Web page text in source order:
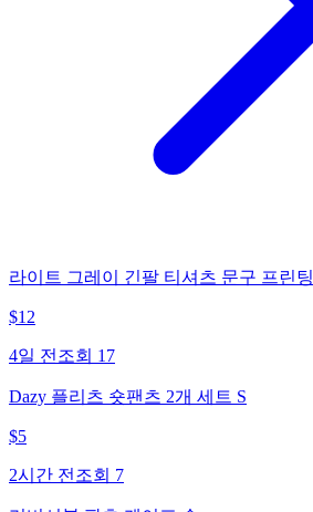
라이트 그레이 긴팔 티셔츠 문구 프린팅
$12
4일 전 조회 17
Dazy 플리츠 숏팬츠 2개 세트 S
$5
2시간 전 조회 7